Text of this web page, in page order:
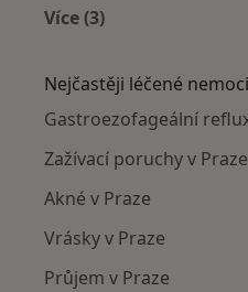
Více (3)
Nejčastěji léčené nemoci
Gastroezofageální
Zažívací poruchy v Praze
Akné v Praze
Vrásky v Praze
Průjem v Praze